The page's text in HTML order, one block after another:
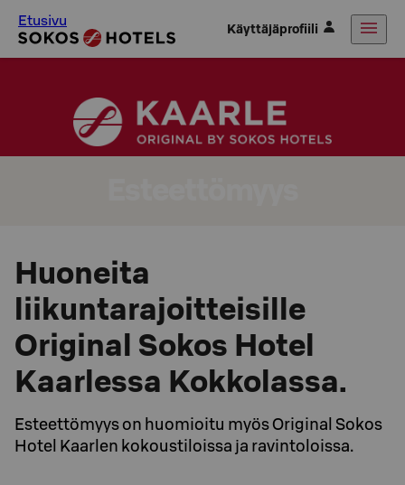
Etusivu Käyttäjäprofiili
Huoneita
liikuntarajoitteisille
Original Sokos Hotel
Kaarlessa Kokkolassa.
Esteettömyys on huomioitu myös Original Sokos
Hotel Kaarlen kokoustiloissa ja ravintoloissa.